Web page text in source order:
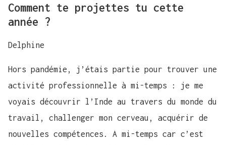
Comment te projettes tu cette
année ?
Delphine
Hors pandémie, j’étais partie pour trouver une
activité professionnelle à mi-temps : je me
voyais découvrir l’Inde au travers du monde du
travail, challenger mon cerveau, acquérir de
nouvelles compétences. A mi-temps car c’est